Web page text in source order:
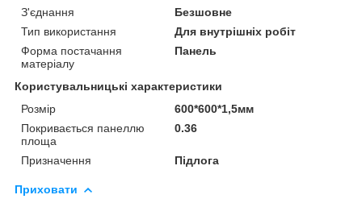
З'єднання
Безшовне
Тип використання
Для внутрішніх робіт
Форма постачання
матеріалу
Панель
Користувальницькі характеристики
Розмір
600*600*1,5мм
Покривається панеллю
площа
0.36
Призначення Підлога
Приховати